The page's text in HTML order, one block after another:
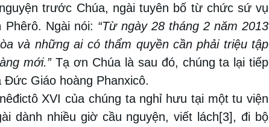
trước Chúa, ngài tuyên bố từ chức sứ vụ
Ngài nói: “Từ ngày 28 tháng 2 năm 2013
và những ai có thẩm quyền cần phải triệu tập
mới.”Tạ ơn Chúa là sau đó, chúng ta lại tiếp
Giáo hoàng Phanxicô.
XVI của chúng ta nghỉ hưu tại mộttu viện
dành nhiều giờ cầu nguyện, viết lách[3], đi bộ